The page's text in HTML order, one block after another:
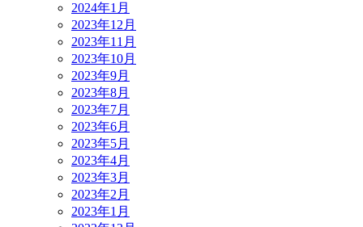
2024年1月
2023年12月
2023年11月
2023年10月
2023年9月
2023年8月
2023年7月
2023年6月
2023年5月
2023年4月
2023年3月
2023年2月
2023年1月